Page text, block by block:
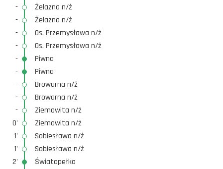
-
Żelazna n/ż
-
Żelazna n/ż
-
Os. Przemysława n/ż
-
Os. Przemysława n/ż
-
Piwna
-
Piwna
-
Browarna n/ż
-
Browarna n/ż
-
Ziemowita n/ż
0'
Ziemowita n/ż
1'
Sobiesława n/ż
1'
Sobiesława n/ż
2'
Światopełka